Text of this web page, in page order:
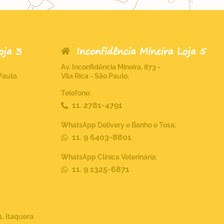
3
Itaquera
Inconfidência Mineira Loja 5
Av. Inconfidência Mineira, 873 -
Vila Rica - São Paulo.
Telefone:
11. 2781-4791
WhatsApp Delivery e Banho e Tosa:
11. 9 6403-8801
WhatsApp Clínica Veterinária:
11. 9 1325-6871